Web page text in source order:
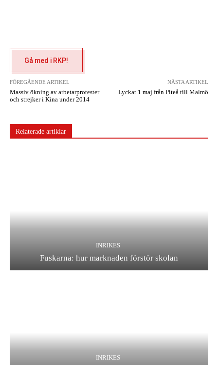
Gå med i RKP!
FÖREGÅENDE ARTIKEL
Massiv ökning av arbetarprotester
och strejker i Kina under 2014
NÄSTA ARTIKEL
Lyckat 1 maj från Piteå till Malmö
Relaterade artiklar
INRIKES
Fuskarna: hur marknaden förstör skolan
INRIKES